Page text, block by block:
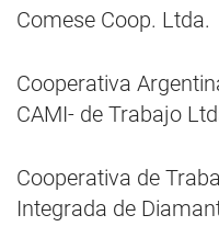
Comese Coop. Ltda.
Cooperativa
CAMI- de Trabajo
Cooperativa de
Integrada de